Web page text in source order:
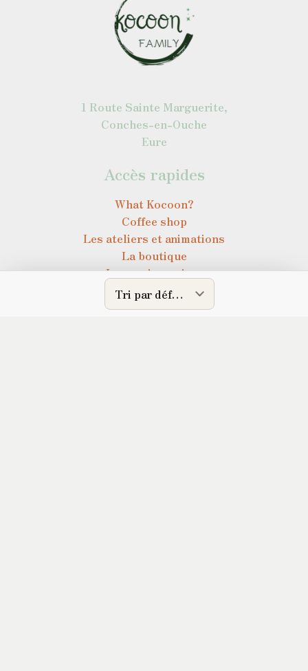
1 Route Sainte Marguerite,
Conches-en-Ouche
Eure
Accès rapides
What Kocoon?
Coffee shop
Les ateliers et animations
La boutique
Les anniversaires
La privatisation